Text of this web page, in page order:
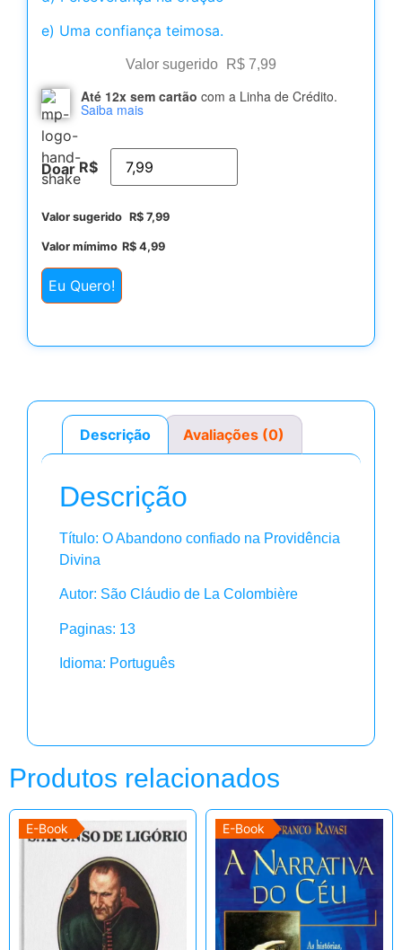
e) Uma confiança teimosa.
Valor sugerido R$ 7,99
Até 12x sem cartão com a Linha de Crédito.
Saiba mais
Doar R$
Valor sugerido R$ 7,99
Valor mímimo R$ 4,99
Eu Quero!
Descrição Avaliações (0)
Descrição
Título: O Abandono confiado na Providência
Divina
Autor: São Cláudio de La Colombière
Paginas: 13
Idioma: Português
Produtos relacionados
E-Book E-Book